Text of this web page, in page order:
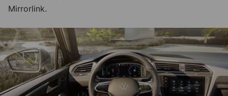
Mirrorlink.